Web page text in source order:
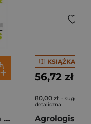
MoneyGPT. Sztuczna inteligencja i zagrożenie dla globalnej ekonomii
KSIĄŻKA
56,72 zł
80,00 zł -
detaliczna